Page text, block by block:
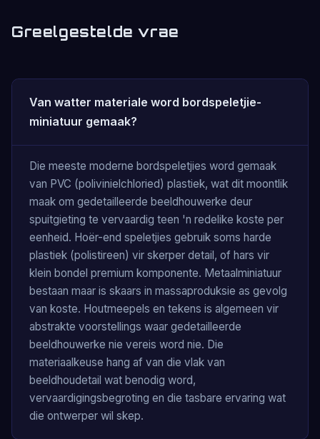
Greelgestelde vrae
Van watter materiale word bordspeletjie-
miniatuur gemaak?
Die meeste moderne bordspeletjies word gemaak
van PVC (polivinielchloried) plastiek, wat dit moontlik
maak om gedetailleerde beeldhouwerke deur
spuitgieting te vervaardig teen 'n redelike koste per
eenheid. Hoër-end speletjies gebruik soms harde
plastiek (polistireen) vir skerper detail, of hars vir
klein bondel premium komponente. Metaalminiatuur
bestaan ​​maar is skaars in massaproduksie as gevolg
van koste. Houtmeepels en tekens is algemeen vir
abstrakte voorstellings waar gedetailleerde
beeldhouwerke nie vereis word nie. Die
materiaalkeuse hang af van die vlak van
beeldhoudetail wat benodig word,
vervaardigingsbegroting en die tasbare ervaring wat
die ontwerper wil skep.